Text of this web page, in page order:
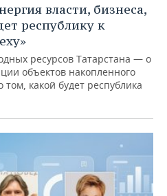
власти, бизнеса,
республику к
ресурсов Татарстана — о
объектов накопленного
какой будет республика